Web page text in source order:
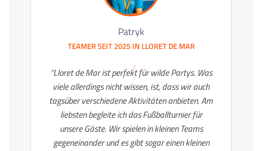
Patryk
TEAMER SEIT 2025 IN LLORET DE MAR
“Lloret de Mar ist perfekt für wilde Partys. Was
viele allerdings nicht wissen, ist, dass wir auch
tagsüber verschiedene Aktivitäten anbieten. Am
liebsten begleite ich das Fußballturnier für
unsere Gäste. Wir spielen in kleinen Teams
gegeneinander und es gibt sogar einen kleinen